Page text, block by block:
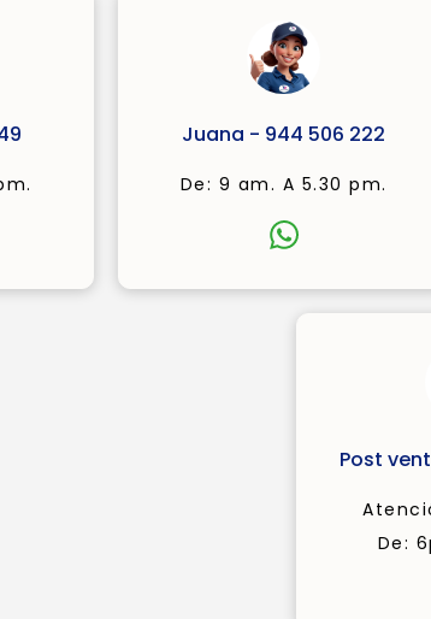
Juana - 944 506 222
De: 9 am. A 5.30 pm.
Post
De: